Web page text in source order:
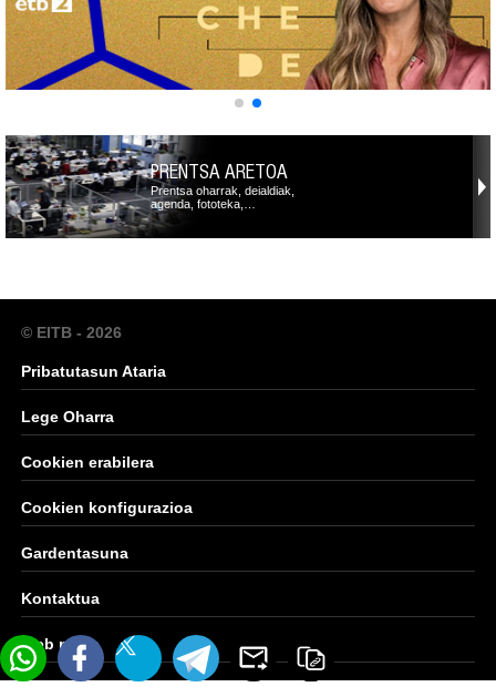
PRENTSA ARETOA
Prentsa oharrak, deialdiak,
agenda, fototeka,…
© EITB - 2026
Pribatutasun Ataria
Lege Oharra
Cookien erabilera
Cookien konfigurazioa
Gardentasuna
Kontaktua
Web mapa